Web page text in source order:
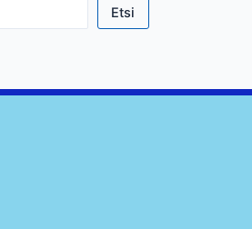
Etsi